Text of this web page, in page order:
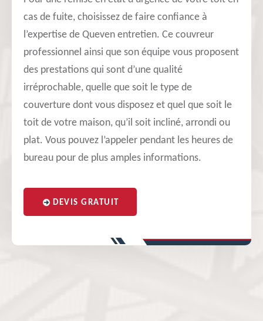
cas de fuite, choisissez de faire confiance à
l’expertise de Queven entretien. Ce couvreur
professionnel ainsi que son équipe vous proposent
des prestations qui sont d’une qualité
irréprochable, quelle que soit le type de
couverture dont vous disposez et quel que soit le
toit de votre maison, qu’il soit incliné, arrondi ou
plat. Vous pouvez l’appeler pendant les heures de
bureau pour de plus amples informations.
DEVIS GRATUIT